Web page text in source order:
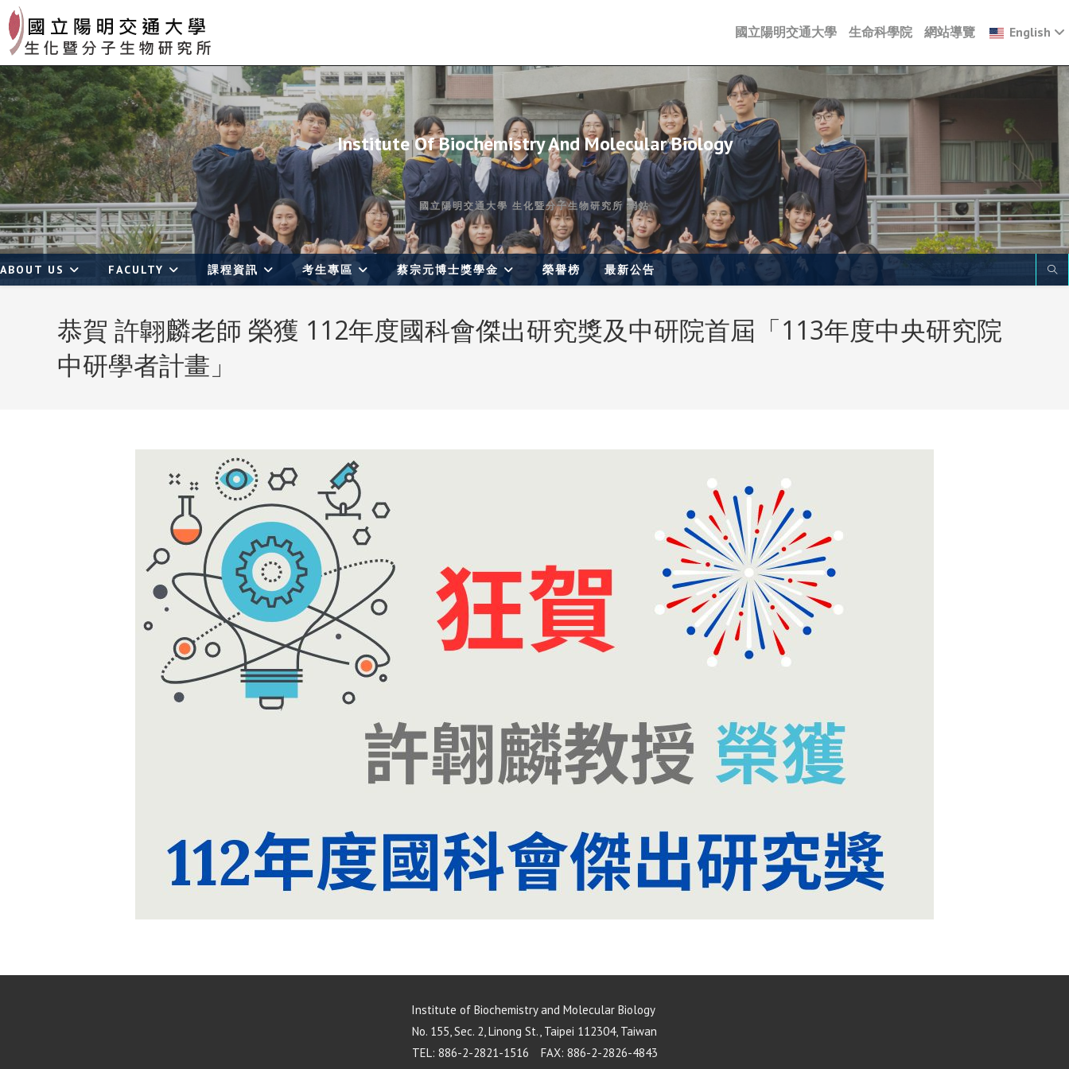
Skip
content
國立陽明交通大學 生命科學院 網站導覽 English
Institute Of Biochemistry And Molecular Biology
國立陽明交通大學 生化暨分子生物研究所 網站
ABOUT US FACULTY 課程資訊 考生專區 蔡宗元博士獎學金 榮譽榜 最新公告
恭賀 許翺麟老師 榮獲 112年度國科會傑出研究獎及中研院首屆「113年度中央研究院
中研學者計畫」
Institute of Biochemistry and Molecular Biology
No. 155, Sec. 2, Linong St., Taipei 112304, Taiwan
TEL: 886-2-2821-1516 FAX: 886-2-2826-4843